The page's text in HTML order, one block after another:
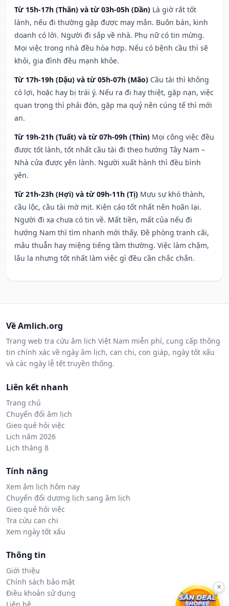
Từ 15h-17h (Thân) và từ 03h-05h (Dần) Là giờ rất tốt
lành, nếu đi thường gặp được may mắn. Buôn bán, kinh
doanh có lời. Người đi sắp về nhà. Phụ nữ có tin mừng.
Mọi việc trong nhà đều hòa hợp. Nếu có bệnh cầu thì sẽ
khỏi, gia đình đều mạnh khỏe.
Từ 17h-19h (Dậu) và từ 05h-07h (Mão) Cầu tài thì không
có lợi, hoặc hay bị trái ý. Nếu ra đi hay thiệt, gặp nạn, việc
quan trọng thì phải đòn, gặp ma quỷ nên cúng tế thì mới
an.
Từ 19h-21h (Tuất) và từ 07h-09h (Thìn) Mọi công việc đều
được tốt lành, tốt nhất cầu tài đi theo hướng Tây Nam –
Nhà cửa được yên lành. Người xuất hành thì đều bình
yên.
Từ 21h-23h (Hợi) và từ 09h-11h (Tị) Mưu sự khó thành,
cầu lộc, cầu tài mờ mịt. Kiện cáo tốt nhất nên hoãn lại.
Người đi xa chưa có tin về. Mất tiền, mất của nếu đi
hướng Nam thì tìm nhanh mới thấy. Đề phòng tranh cãi,
mâu thuẫn hay miệng tiếng tầm thường. Việc làm chậm,
lâu la nhưng tốt nhất làm việc gì đều cần chắc chắn.
Về Amlich.org
Trang web tra cứu âm lịch Việt Nam miễn phí, cung cấp thông
tin chính xác về ngày âm lịch, can chi, con giáp, ngày tốt xấu
và các ngày lễ tết truyền thống.
Liên kết nhanh
Trang chủ
Chuyển đổi âm lịch
Gieo quẻ hỏi việc
Lịch năm 2026
Lịch tháng 8
Tính năng
Xem âm lịch hôm nay
Chuyển đổi dương lịch sang âm lịch
Gieo quẻ hỏi việc
Tra cứu can chi
Xem ngày tốt xấu
Thông tin
Giới thiệu
Chính sách bảo mật
Điều khoản sử dụng
×